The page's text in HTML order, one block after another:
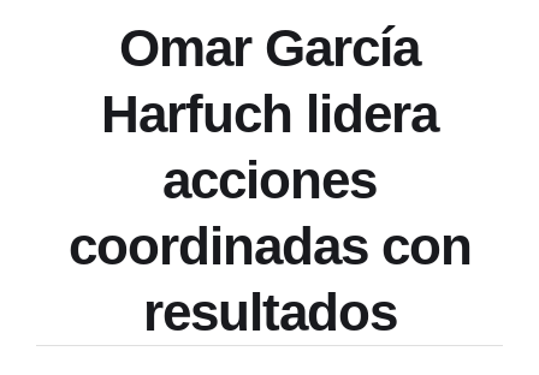
Omar García
Harfuch lidera
acciones
coordinadas con
resultados